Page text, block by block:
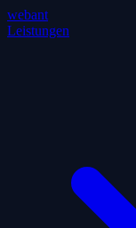
webant
Leistungen